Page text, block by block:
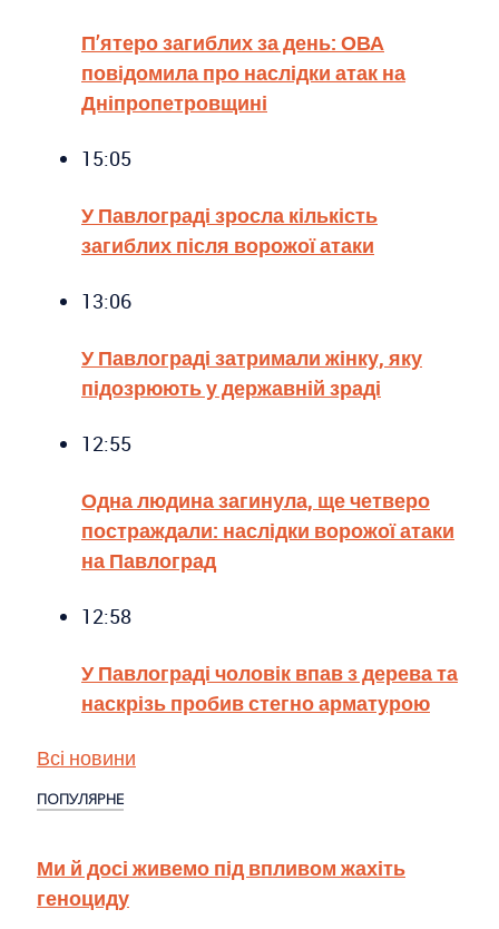
П’ятеро загиблих за день: ОВА
повідомила про наслідки атак на
Дніпропетровщині
15:05
У Павлограді зросла кількість
загиблих після ворожої атаки
13:06
У Павлограді затримали жінку, яку
підозрюють у державній зраді
12:55
Одна людина загинула, ще четверо
постраждали: наслідки ворожої атаки
на Павлоград
12:58
У Павлограді чоловік впав з дерева та
наскрізь пробив стегно арматурою
Всі новини
ПОПУЛЯРНЕ
Ми й досі живемо під впливом жахіть
геноциду